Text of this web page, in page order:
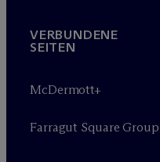
VERBUNDENE
SEITEN
McDermott+
Farragut Square Group